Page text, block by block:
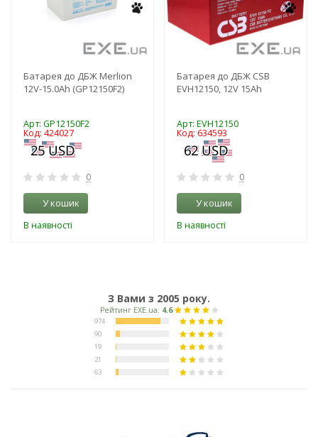
Батарея до ДБЖ Merlion
12V-15.0Ah (GP12150F2)
Арт: GP12150F2
Код: 424027
0
У кошик
В наявності
Батарея до ДБЖ CSB
EVH12150, 12V 15Ah
Арт: EVH12150
Код: 634593
0
У кошик
В наявності
З Вами з 2005 року.